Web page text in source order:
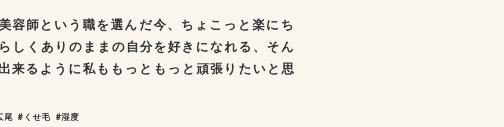
容師という職を選んだ今、ちょこっと楽にち
しくありのままの自分を好きになれる、そん
来るように私ももっともっと頑張りたいと思
尾 #くせ毛 #湿度